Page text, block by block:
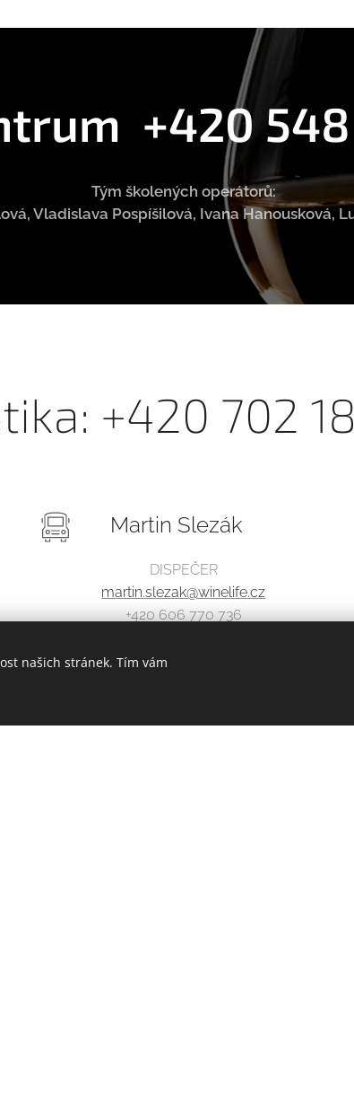
+420
Tým školených operátorů:
Vladislava Pospíšilová, Ivana Hanousková,
+420 702
Martin Slezák
DISPEČER
martin.slezak@winelife.cz
+420 606 770 736
našich stránek. Tím vám